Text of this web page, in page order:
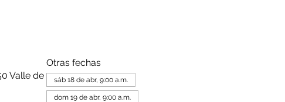
Valle de
Otras fechas
sáb 18 de abr, 9:00 a.m.
dom 19 de abr, 9:00 a.m.